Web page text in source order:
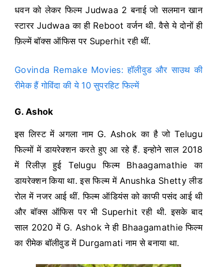
धवन को लेकर फिल्म Judwaa 2 बनाई जो सलमान खान
स्टारर Judwaa का ही Reboot वर्जन थी. वैसे ये दोनों ही
फ़िल्में बॉक्स ऑफिस पर Superhit रही थीं.
Govinda Remake Movies: हॉलीवुड और साउथ की
रीमेक हैं गोविंदा की ये 10 सुपरहिट फिल्में
G. Ashok
इस लिस्ट में अगला नाम G. Ashok का है जो Telugu
फिल्मों में डायरेक्शन करते हुए आ रहे हैं. इन्होने साल 2018
में रिलीज़ हुई Telugu फिल्म Bhaagamathie का
डायरेक्शन किया था. इस फिल्म में Anushka Shetty लीड
रोल में नजर आई थीं.फिल्म ऑडियंस को काफी पसंद आई थी
और बॉक्स ऑफिस पर भी Superhit रही थी. इसके बाद
साल 2020 में G. Ashok ने ही Bhaagamathie फिल्म
का रीमेक बॉलीवुड में Durgamati नाम से बनाया था.